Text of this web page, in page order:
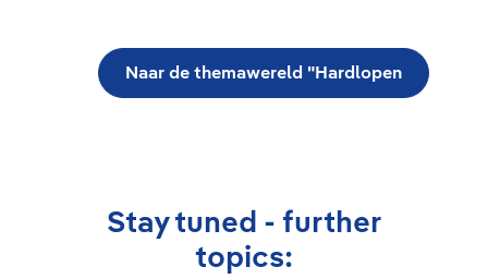
Naar de themawereld "Hardlopen
Stay tuned - further
topics: